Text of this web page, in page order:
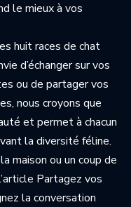
le mieux à vos
huit races de chat
d’échanger sur vos
ou de partager vos
nous croyons que
et permet à chacun
la diversité féline.
maison ou un coup de
Partagez vos
la conversation